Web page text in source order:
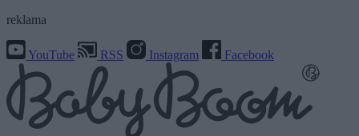
reklama
YouTube RSS Instagram Facebook